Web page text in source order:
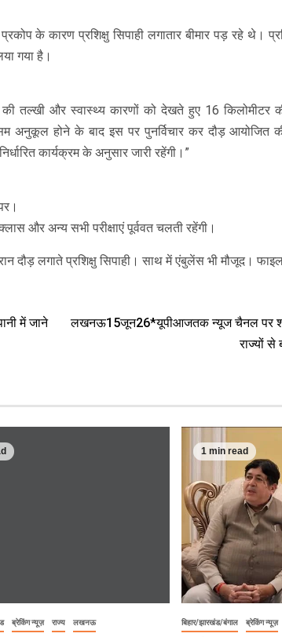
के कारण प्रशिक्षु सिपाही लगातार बीमार पड़ रहे थे।
गया है।
तल्खी और स्वास्थ्य कारणों को देखते हुए 16 किलोमीटर
अनुकूल होने के बाद इस पर पुनर्विचार कर दौड़ आयोजित
कार्यक्रम के अनुसार जारी रहेंगी।”
और अन्य सभी परीक्षाएं पूर्ववत चलती रहेंगी।
दौड़ लगाते प्रशिक्षु सिपाही। साथ में एंबुलेंस भी मौजूद।
में जाने
लखनऊ15जून26*यूपीआजतक न्यूज चैनल पर
राज्यों
ब्रेकिंग न्यूज़ राज्य लखनऊ
1 min read
बिहार/झारखंड/बंगाल ब्रेकिंग न्यूज़